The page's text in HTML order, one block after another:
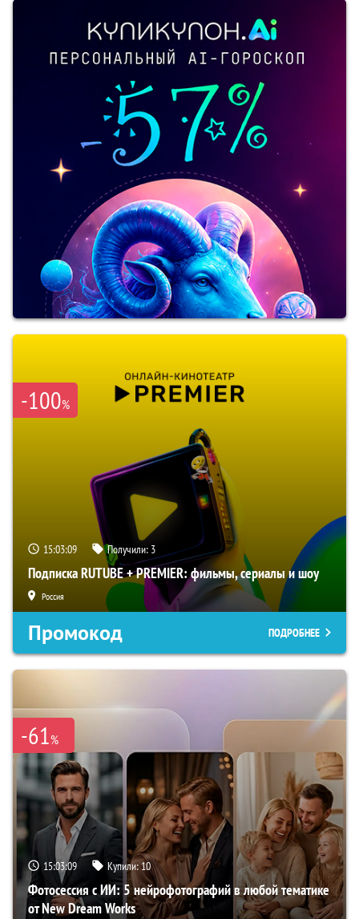
-100%
15:03:08 Получили: 3
Подписка RUTUBE + PREMIER: фильмы, сериалы и шоу
Россия
Промокод ПОДРОБНЕЕ
-61%
15:03:08 Купили:10
Фотосессия с ИИ: 5 нейрофотографий в любой тематике
от New Dream Works